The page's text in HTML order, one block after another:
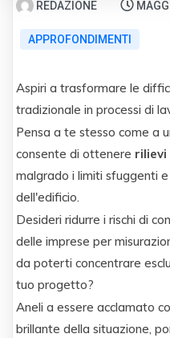
REDAZIONE
APPROFONDIMENTI
Aspiri a trasformare le
tradizionale in processi di
Pensa a te stesso come a
consente di ottenere rilievi
malgrado i limiti sfuggenti e
dell'edificio.
Desideri ridurre i rischi di
delle imprese per
da poterti concentrare
tuo progetto?
Aneli a essere acclamato
brillante della situazione,